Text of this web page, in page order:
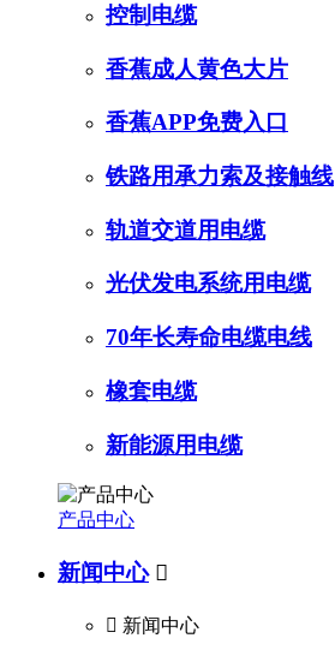
控制电缆
香蕉成人黄色大片
香蕉APP免费入口
铁路用承力索及接触线
轨道交道用电缆
光伏发电系统用电缆
70年长寿命电缆电线
橡套电缆
新能源用电缆
产品中心
新闻中心 
 新闻中心